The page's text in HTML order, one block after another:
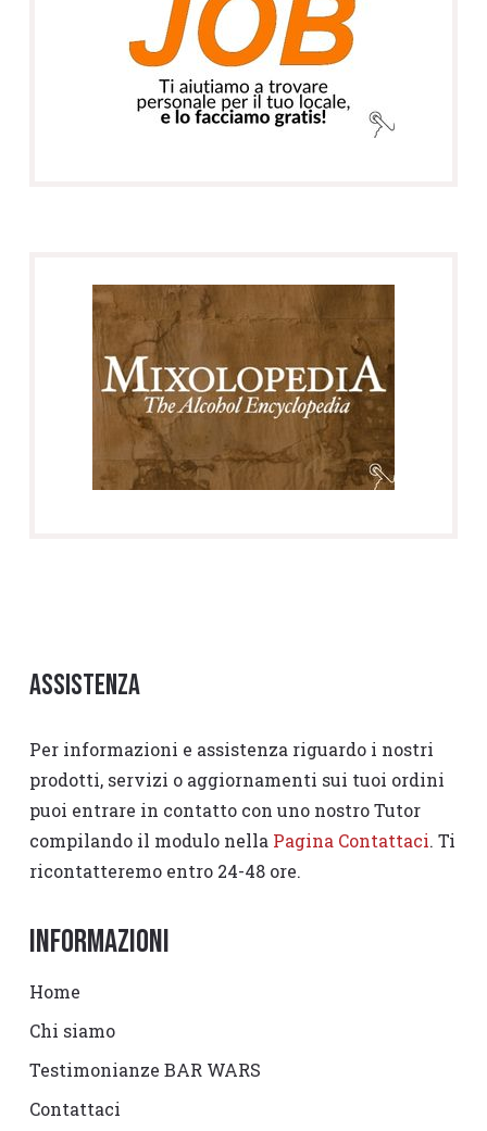
Assistenza
Per informazioni e assistenza riguardo i nostri
prodotti, servizi o aggiornamenti sui tuoi ordini
puoi entrare in contatto con uno nostro Tutor
compilando il modulo nella Pagina Contattaci. Ti
ricontatteremo entro 24-48 ore.
Informazioni
Home
Chi siamo
Testimonianze BAR WARS
Contattaci